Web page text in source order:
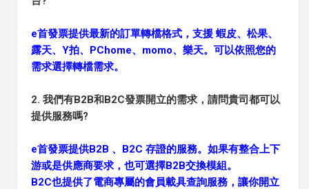
e首發票提供最新的訂單轉檔格式，支援 蝦皮、松果、
露天、Y拍、PChome、momo、樂天。可以依照您的
需求選擇轉檔需求。
2. 我們有B2B和B2C發票開立的需求，請問貴司都可以
提供服務嗎?
e首發票提供B2B 、B2C 存證的服務。如果有整合上下
游或是供應商要求，也可選擇B2B交換模組。
B2C也提供了電商專屬的會員載具查詢服務，讓你開立